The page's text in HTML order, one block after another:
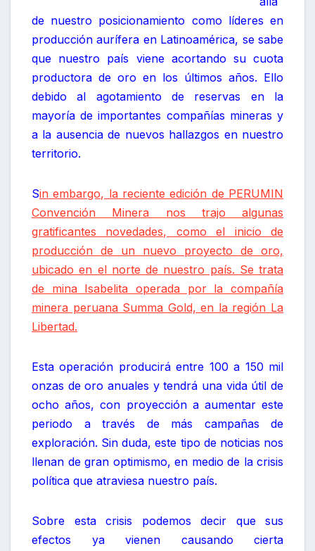
de nuestro posicionamiento como líderes en
producción aurífera en Latinoamérica, se sabe
que nuestro país viene acortando su cuota
productora de oro en los últimos años. Ello
debido al agotamiento de reservas en la
mayoría de importantes compañías mineras y
a la ausencia de nuevos hallazgos en nuestro
territorio.
Sin embargo, la reciente edición de PERUMIN
Convención Minera nos trajo algunas
gratificantes novedades, como el inicio de
producción de un nuevo proyecto de oro,
ubicado en el norte de nuestro país. Se trata
de mina Isabelita operada por la compañía
minera peruana Summa Gold, en la región La
Libertad.
Esta operación producirá entre 100 a 150 mil
onzas de oro anuales y tendrá una vida útil de
ocho años, con proyección a aumentar este
periodo a través de más campañas de
exploración. Sin duda, este tipo de noticias nos
llenan de gran optimismo, en medio de la crisis
política que atraviesa nuestro país.
Sobre esta crisis podemos decir que sus
efectos ya vienen causando cierta